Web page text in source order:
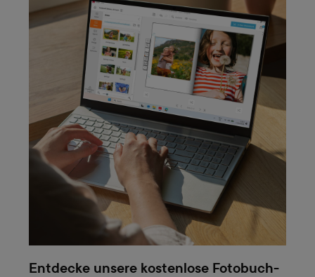
Entdecke unsere kostenlose Fotobuch-